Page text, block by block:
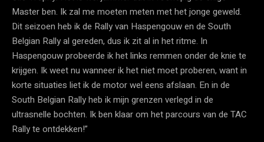
Master ben. Ik zal me moeten meten met het jonge geweld.
Dit seizoen heb ik de Rally van Haspengouw en de South
Belgian Rally al gereden, dus ik zit al in het ritme. In
Haspengouw probeerde ik het links remmen onder de knie te
krijgen. Ik weet nu wanneer ik het niet moet proberen, want in
korte situaties liet ik de motor wel eens afslaan. En in de
South Belgian Rally heb ik mijn grenzen verlegd in de
ultrasnelle bochten. Ik ben klaar om het parcours van de TAC
Rally te ontdekken!”